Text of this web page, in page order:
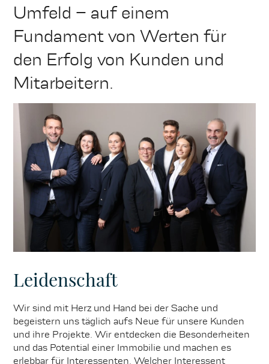
Zustimmen
Umfeld – auf einem
Fundament von Werten für
den Erfolg von Kunden und
Mitarbeitern.
Leidenschaft
Wir sind mit Herz und Hand bei der Sache und
begeistern uns täglich aufs Neue für unsere Kunden
und ihre Projekte. Wir entdecken die Besonderheiten
und das Potential einer Immobilie und machen es
erlebbar für Interessenten. Welcher Interessent